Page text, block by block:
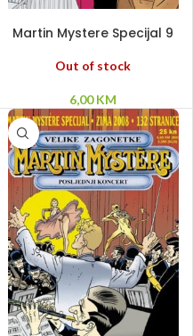
Martin Mystere Specijal 9
Out of stock
6,00KM